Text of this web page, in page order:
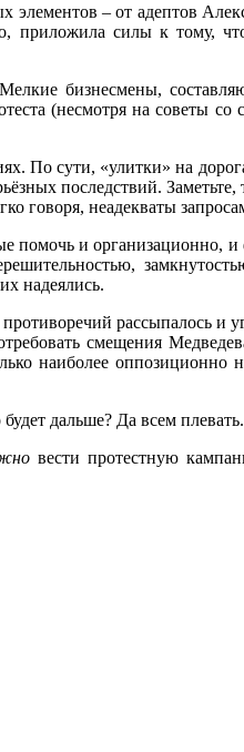
элементов – от адептов
приложила силы к тому,
бизнесмены,
(несмотря на советы
По сути, «улитки» на
последствий.
говоря, неадекваты
помочь и
надеялись.
рассыпалось и
смещения
наиболее
дальше? Да всем плевать.
вести протестную